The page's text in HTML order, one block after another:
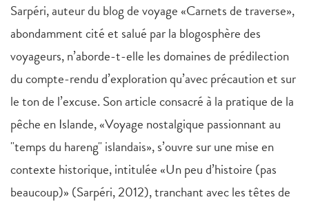
Sarpéri, auteur du blog de voyage «Carnets de traverse»,
abondamment cité et salué par la blogosphère des
voyageurs, n’aborde-t-elle les domaines de prédilection
du compte-rendu d’exploration qu’avec précaution et sur
le ton de l’excuse. Son article consacré à la pratique de la
pêche en Islande, «Voyage nostalgique passionnant au
"temps du hareng" islandais», s’ouvre sur une mise en
contexte historique, intitulée «Un peu d’histoire (pas
beaucoup)» (Sarpéri, 2012), tranchant avec les têtes de